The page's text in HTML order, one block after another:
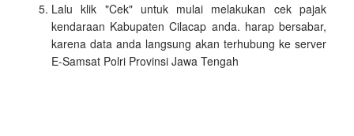
Lalu klik "Cek" untuk mulai melakukan cek pajak
kendaraan Kabupaten Cilacap anda. harap bersabar,
karena data anda langsung akan terhubung ke server
E-Samsat Polri Provinsi Jawa Tengah